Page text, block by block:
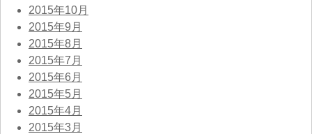
2015年10月
2015年9月
2015年8月
2015年7月
2015年6月
2015年5月
2015年4月
2015年3月